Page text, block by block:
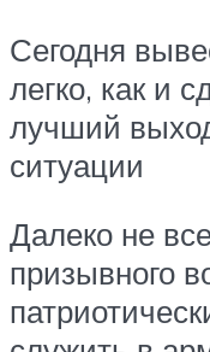
Сегодня
легко, как и
лучший
ситуации
Далеко не
призывного